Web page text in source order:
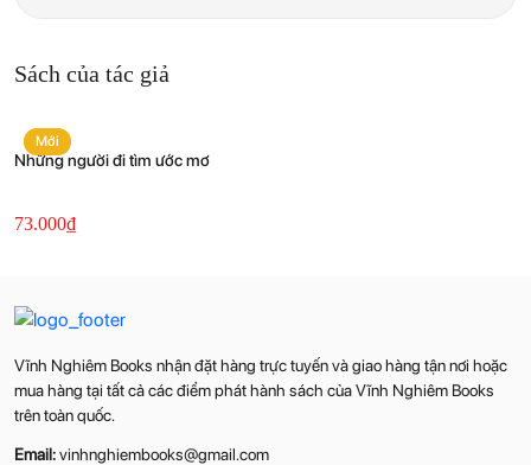
Sách của tác giả
Mới
Những người đi tìm ước mơ
73.000₫
Vĩnh Nghiêm Books nhận đặt hàng trực tuyến và giao hàng tận nơi hoặc
mua hàng tại tất cả các điểm phát hành sách của Vĩnh Nghiêm Books
trên toàn quốc.
Email:vinhnghiembooks@gmail.com